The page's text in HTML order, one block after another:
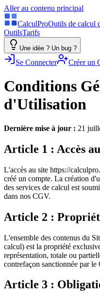
Aller au contenu principal
CalculProOutils de calcul
OutilsTarifs
Une idée ? Un bug ?
Se Connecter Créer un
Conditions
d'Utilisation
Dernière mise à jour : 21
Article 1 : Accès
L'accès au site https://
créé un compte. La création
des services de calcul est
dans nos CGV.
Article 2 :
L'ensemble des contenus du
calcul) est la propriété
représentation, totale ou
contrefaçon sanctionnée par
Article 3 :